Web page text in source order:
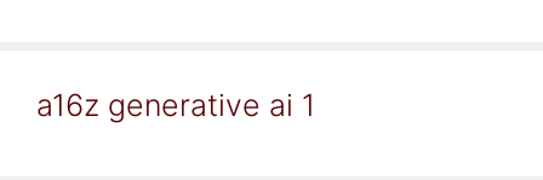
a16z generative ai 1